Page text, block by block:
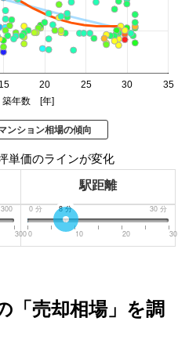
15 20 25 30 35
築年数 [年]
ンション相場の傾向
単価のラインが変化
駅距離
300
300
0分 30分
8分
0 10 20 30
「売却相場」を調